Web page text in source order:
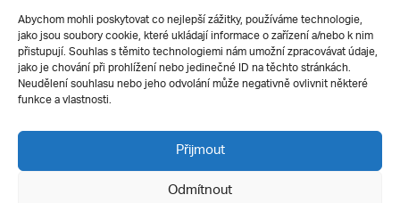
Abychom mohli poskytovat co nejlepší zážitky, používáme technologie,
jako jsou soubory cookie, které ukládají informace o zařízení a/nebo k nim
přistupují. Souhlas s těmito technologiemi nám umožní zpracovávat údaje,
jako je chování při prohlížení nebo jedinečné ID na těchto stránkách.
Neudělení souhlasu nebo jeho odvolání může negativně ovlivnit některé
funkce a vlastnosti.
Přijmout
Odmítnout
Silverius
Pro uchazeče
Přijímací řízení
E-prihlaska
Přípravné kurzy
Ochrana soukromí